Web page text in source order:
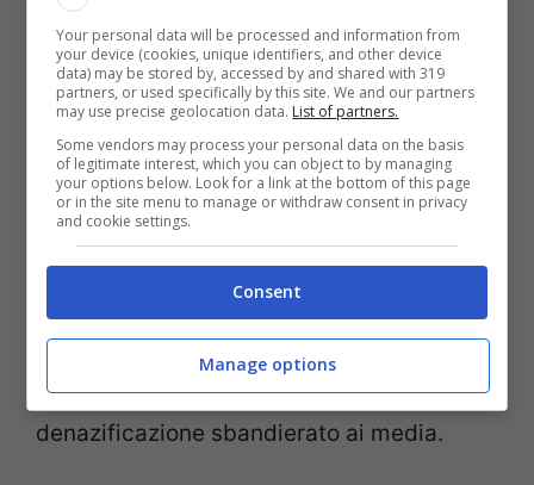
nascondono invece gli esponenti più duri
della Brigata Azov, che è stata
protagonista in passato delle guerre in
Donbass e in Crimea.Per Putin azzerare
questo esercito ha un forte valore
strategico e simbolico. Catturare uomini
brigata Azove mostrarli ai media di
Stato screditerebbe sia l’Ucraina sia i suoi
leader e porterebbe a quel processo di
denazificazione sbandierato ai media.
Your personal data will be processed and information from
your device (cookies, unique identifiers, and other device
data) may be stored by, accessed by and shared with 319
partners, or used specifically by this site. We and our partners
may use precise geolocation data. List of partners.
Some vendors may process your personal data on the basis
of legitimate interest, which you can object to by managing
your options below. Look for a link at the bottom of this page
or in the site menu to manage or withdraw consent in privacy
and cookie settings.
Consent
Manage options